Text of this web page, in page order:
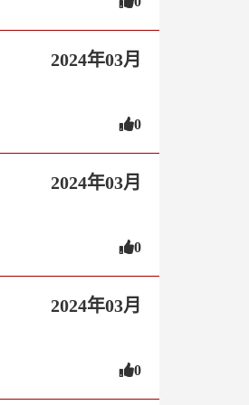
2024年03月
0
2024年03月
0
2024年03月
0